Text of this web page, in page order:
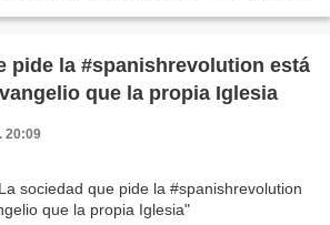
pide la #spanishrevolution está
que la propia Iglesia
20:09